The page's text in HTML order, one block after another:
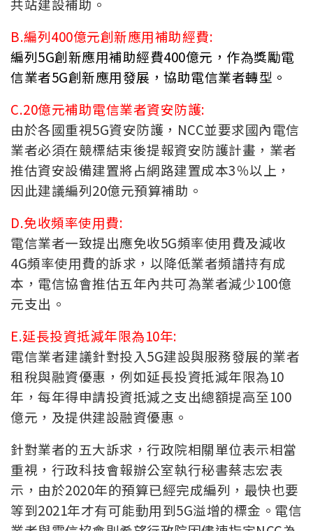
B.編列400億元創新應用補助經費:
編列5G創新應用補助經費400億元，作為獎勵電
信業者5G創新應用發展，協助電信業者轉型。
C.20億元補助電信業者資安防護:
由於各國重視5G資安防護，NCC並要求國內電信
業者必須在競標結束後提報資安防護計畫，業者
推估資安設備建置將占網路建置成本3％以上，
因此建議編列20億元預算補助。
D.免收頻率使用費:
電信業者一致提出應免收5G頻率使用費及減收
4G頻率使用費的訴求，以降低業者頻譜持有成
本，電信協會推估五年內共可為業者減少100億
元支出。
E.延長投資抵減年限為10年:
電信業者建議針對投入5G建設與服務發展的業者
租稅與融資優惠，例如延長投資抵減年限為10
年，每年得申請投資抵減之支出總額提高至100
億元，及提供建設融資優惠。
針對業者的五大訴求，行政院相關單位表示相當
重視，行政科技會報辦公室執行秘書蔡志宏表
示，由於2020年的預算已經完成編列，最快也要
等到2021年才有可能動用到5G溢增的標金。電信